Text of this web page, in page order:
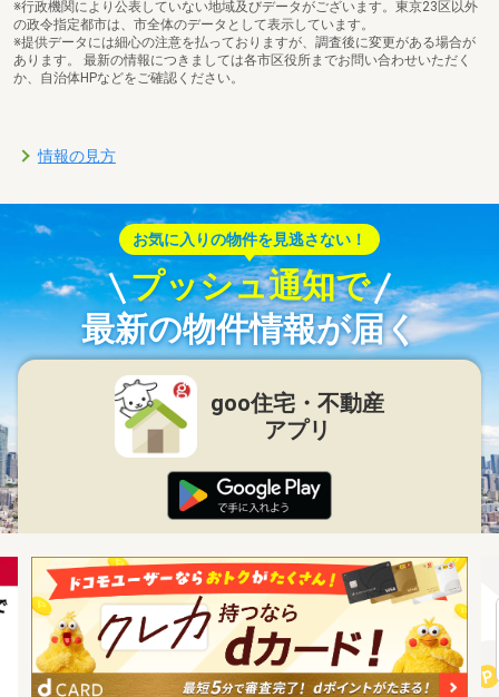
※行政機関により公表していない地域及びデータがございます。東京23区以外
の政令指定都市は、市全体のデータとして表示しています。
※提供データには細心の注意を払っておりますが、調査後に変更がある場合が
あります。 最新の情報につきましては各市区役所までお問い合わせいただく
か、自治体HPなどをご確認ください。
情報の見方
お気に入りの物件を見逃さない！
プッシュ通知で
最新の物件情報が届く
goo住宅・不動産
アプリ